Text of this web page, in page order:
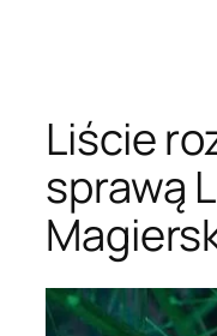
Liście
sprawą